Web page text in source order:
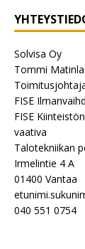
Solvisa Oy
Tommi
FISE
FISE
vaativa
Talotekniikan
Irmelintie 4 A
01400 Vantaa
040 551 0754